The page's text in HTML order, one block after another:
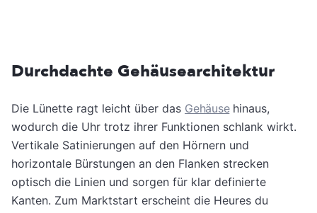
Durchdachte Gehäusearchitektur
Die Lünette ragt leicht über das Gehäusehinaus,
wodurch die Uhr trotz ihrer Funktionen schlank wirkt.
Vertikale Satinierungen auf den Hörnern und
horizontale Bürstungen an den Flanken strecken
optisch die Linien und sorgen für klar definierte
Kanten. Zum Marktstart erscheint die Heures du